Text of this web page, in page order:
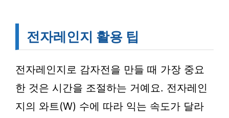
전자레인지 활용 팁
전자레인지로 감자전을 만들 때 가장 중요
한 것은 시간을 조절하는 거예요. 전자레인
지의 와트(W) 수에 따라 익는 속도가 달라